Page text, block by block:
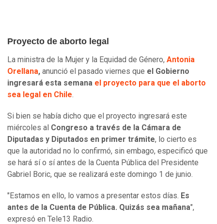
Proyecto de aborto legal
La ministra de la Mujer y la Equidad de Género, Antonia
Orellana, anunció el pasado viernes que el Gobierno
ingresará esta semana el proyecto para que el aborto
sea legal en Chile
Si bien se había dicho que el proyecto ingresará este
miércoles al Congreso a través de la Cámara de
Diputadas y Diputados en primer trámite, lo cierto es
que la autoridad no lo confirmó, sin embago, especificó que
se hará sí o sí antes de la Cuenta Pública del Presidente
Gabriel Boric, que se realizará este domingo 1 de junio.
"Estamos en ello, lo vamos a presentar estos días. Es
antes de la Cuenta de Pública. Quizás sea mañana",
expresó en Tele13 Radio.